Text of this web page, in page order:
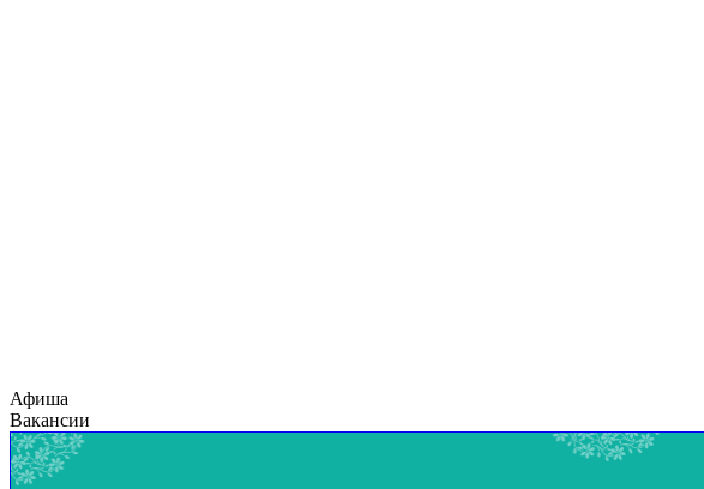
Афиша
Вакансии